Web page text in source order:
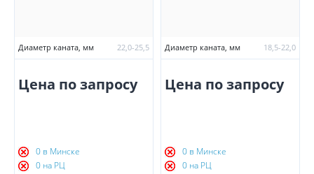
Диаметр каната, мм 22,0-25,5
Цена по запросу
0 в Минске
0 на РЦ
Диаметр каната, мм 18,5-22,0
Цена по запросу
0 в Минске
0 на РЦ